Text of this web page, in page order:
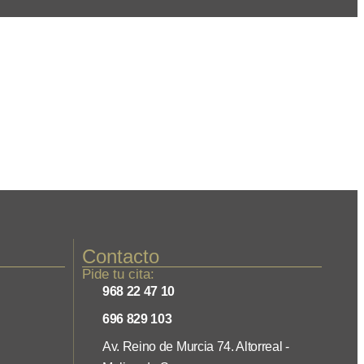
Contacto
Pide tu cita:
968 22 47 10
696 829 103
Av. Reino de Murcia 74. Altorreal -